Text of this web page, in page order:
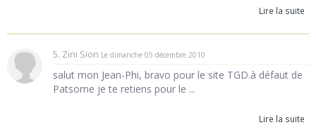
Lire la suite
5. Zini Sion Le dimanche 05 décembre 2010
salut mon Jean-Phi, bravo pour le site TGD.à défaut de
Patsome je te retiens pour le ...
Lire la suite